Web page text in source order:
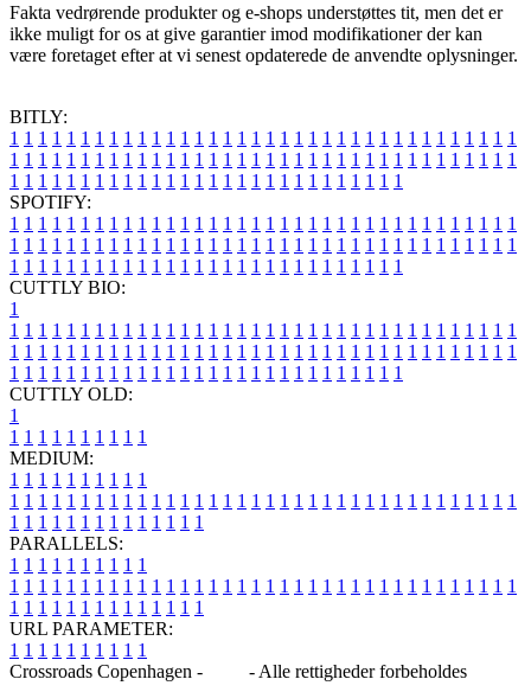
Fakta vedrørende produkter og e-shops understøttes tit, men det er
ikke muligt for os at give garantier imod modifikationer der kan
være foretaget efter at vi senest opdaterede de anvendte oplysninger.
BITLY:
1 1 1 1 1 1 1 1 1 1 1 1 1 1 1 1 1 1 1 1 1 1 1 1 1 1 1 1 1 1 1 1 1 1 1 1
1 1 1 1 1 1 1 1 1 1 1 1 1 1 1 1 1 1 1 1 1 1 1 1 1 1 1 1 1 1 1 1 1 1 1 1
1 1 1 1 1 1 1 1 1 1 1 1 1 1 1 1 1 1 1 1 1 1 1 1 1 1 1 1
SPOTIFY:
1 1 1 1 1 1 1 1 1 1 1 1 1 1 1 1 1 1 1 1 1 1 1 1 1 1 1 1 1 1 1 1 1 1 1 1
1 1 1 1 1 1 1 1 1 1 1 1 1 1 1 1 1 1 1 1 1 1 1 1 1 1 1 1 1 1 1 1 1 1 1 1
1 1 1 1 1 1 1 1 1 1 1 1 1 1 1 1 1 1 1 1 1 1 1 1 1 1 1 1
CUTTLY BIO:
1
1 1 1 1 1 1 1 1 1 1 1 1 1 1 1 1 1 1 1 1 1 1 1 1 1 1 1 1 1 1 1 1 1 1 1 1
1 1 1 1 1 1 1 1 1 1 1 1 1 1 1 1 1 1 1 1 1 1 1 1 1 1 1 1 1 1 1 1 1 1 1 1
1 1 1 1 1 1 1 1 1 1 1 1 1 1 1 1 1 1 1 1 1 1 1 1 1 1 1 1
CUTTLY OLD:
1
1 1 1 1 1 1 1 1 1 1
MEDIUM:
1 1 1 1 1 1 1 1 1 1
1 1 1 1 1 1 1 1 1 1 1 1 1 1 1 1 1 1 1 1 1 1 1 1 1 1 1 1 1 1 1 1 1 1 1 1
1 1 1 1 1 1 1 1 1 1 1 1 1 1
PARALLELS:
1 1 1 1 1 1 1 1 1 1
1 1 1 1 1 1 1 1 1 1 1 1 1 1 1 1 1 1 1 1 1 1 1 1 1 1 1 1 1 1 1 1 1 1 1 1
1 1 1 1 1 1 1 1 1 1 1 1 1 1
URL PARAMETER:
1 1 1 1 1 1 1 1 1 1
Crossroads Copenhagen -
- Alle rettigheder forbeholdes